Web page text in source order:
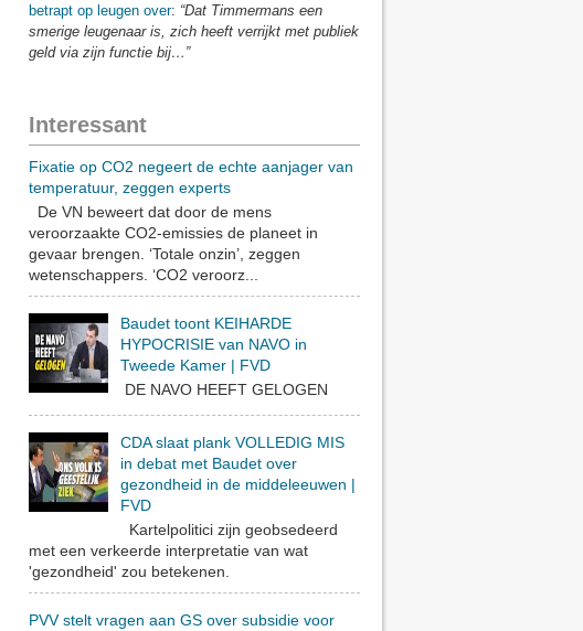
betrapt op leugen over: “Dat Timmermans een
smerige leugenaar is, zich heeft verrijkt met publiek
geld via zijn functie bij…”
Interessant
Fixatie op CO2 negeert de echte aanjager van
temperatuur, zeggen experts
De VN beweert dat door de mens
veroorzaakte CO2-emissies de planeet in
gevaar brengen. ‘Totale onzin’, zeggen
wetenschappers. ‘CO2 veroorz...
Baudet toont KEIHARDE
HYPOCRISIE van NAVO in
Tweede Kamer | FVD
DE NAVO HEEFT GELOGEN
CDA slaat plank VOLLEDIG MIS
in debat met Baudet over
gezondheid in de middeleeuwen |
FVD
Kartelpolitici zijn geobsedeerd
met een verkeerde interpretatie van wat
'gezondheid' zou betekenen.
PVV stelt vragen aan GS over subsidie voor